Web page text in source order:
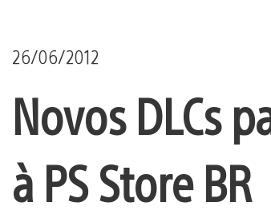
26/06/2012
Novos DLCs
à PS Store BR